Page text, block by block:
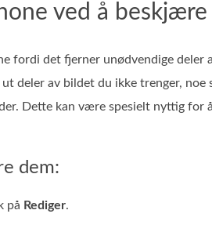
ved å beskjære
fordi det fjerner unødvendige deler
deler av bildet du ikke trenger, noe
Dette kan være spesielt nyttig for
dem:
på Rediger.